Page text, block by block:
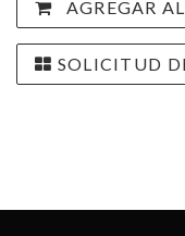
AGREGAR
SOLICITUD